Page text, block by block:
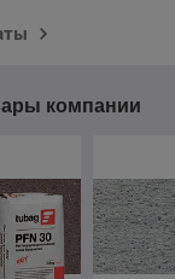
компании